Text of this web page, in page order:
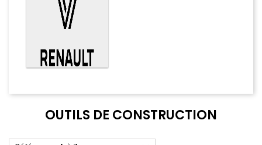
OUTILS DE CONSTRUCTION